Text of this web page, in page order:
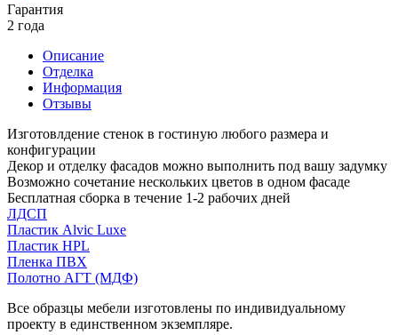
Гарантия
2 года
Описание
Отделка
Информация
Отзывы
Изготовлдение стенок в гостиную любого размера и
конфигурации
Декор и отделку фасадов можно выполнить под вашу задумку
Возможно сочетание нескольких цветов в одном фасаде
Бесплатная сборка в течение 1-2 рабочих дней
ЛДСП
Пластик Alvic Luxe
Пластик HPL
Пленка ПВХ
Полотно АГТ (МДФ)
Все образцы мебели изготовлены по индивидуальному
проекту в единственном экземпляре.